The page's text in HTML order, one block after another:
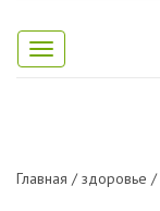
Toggle
navigation
Главная /здоровье /